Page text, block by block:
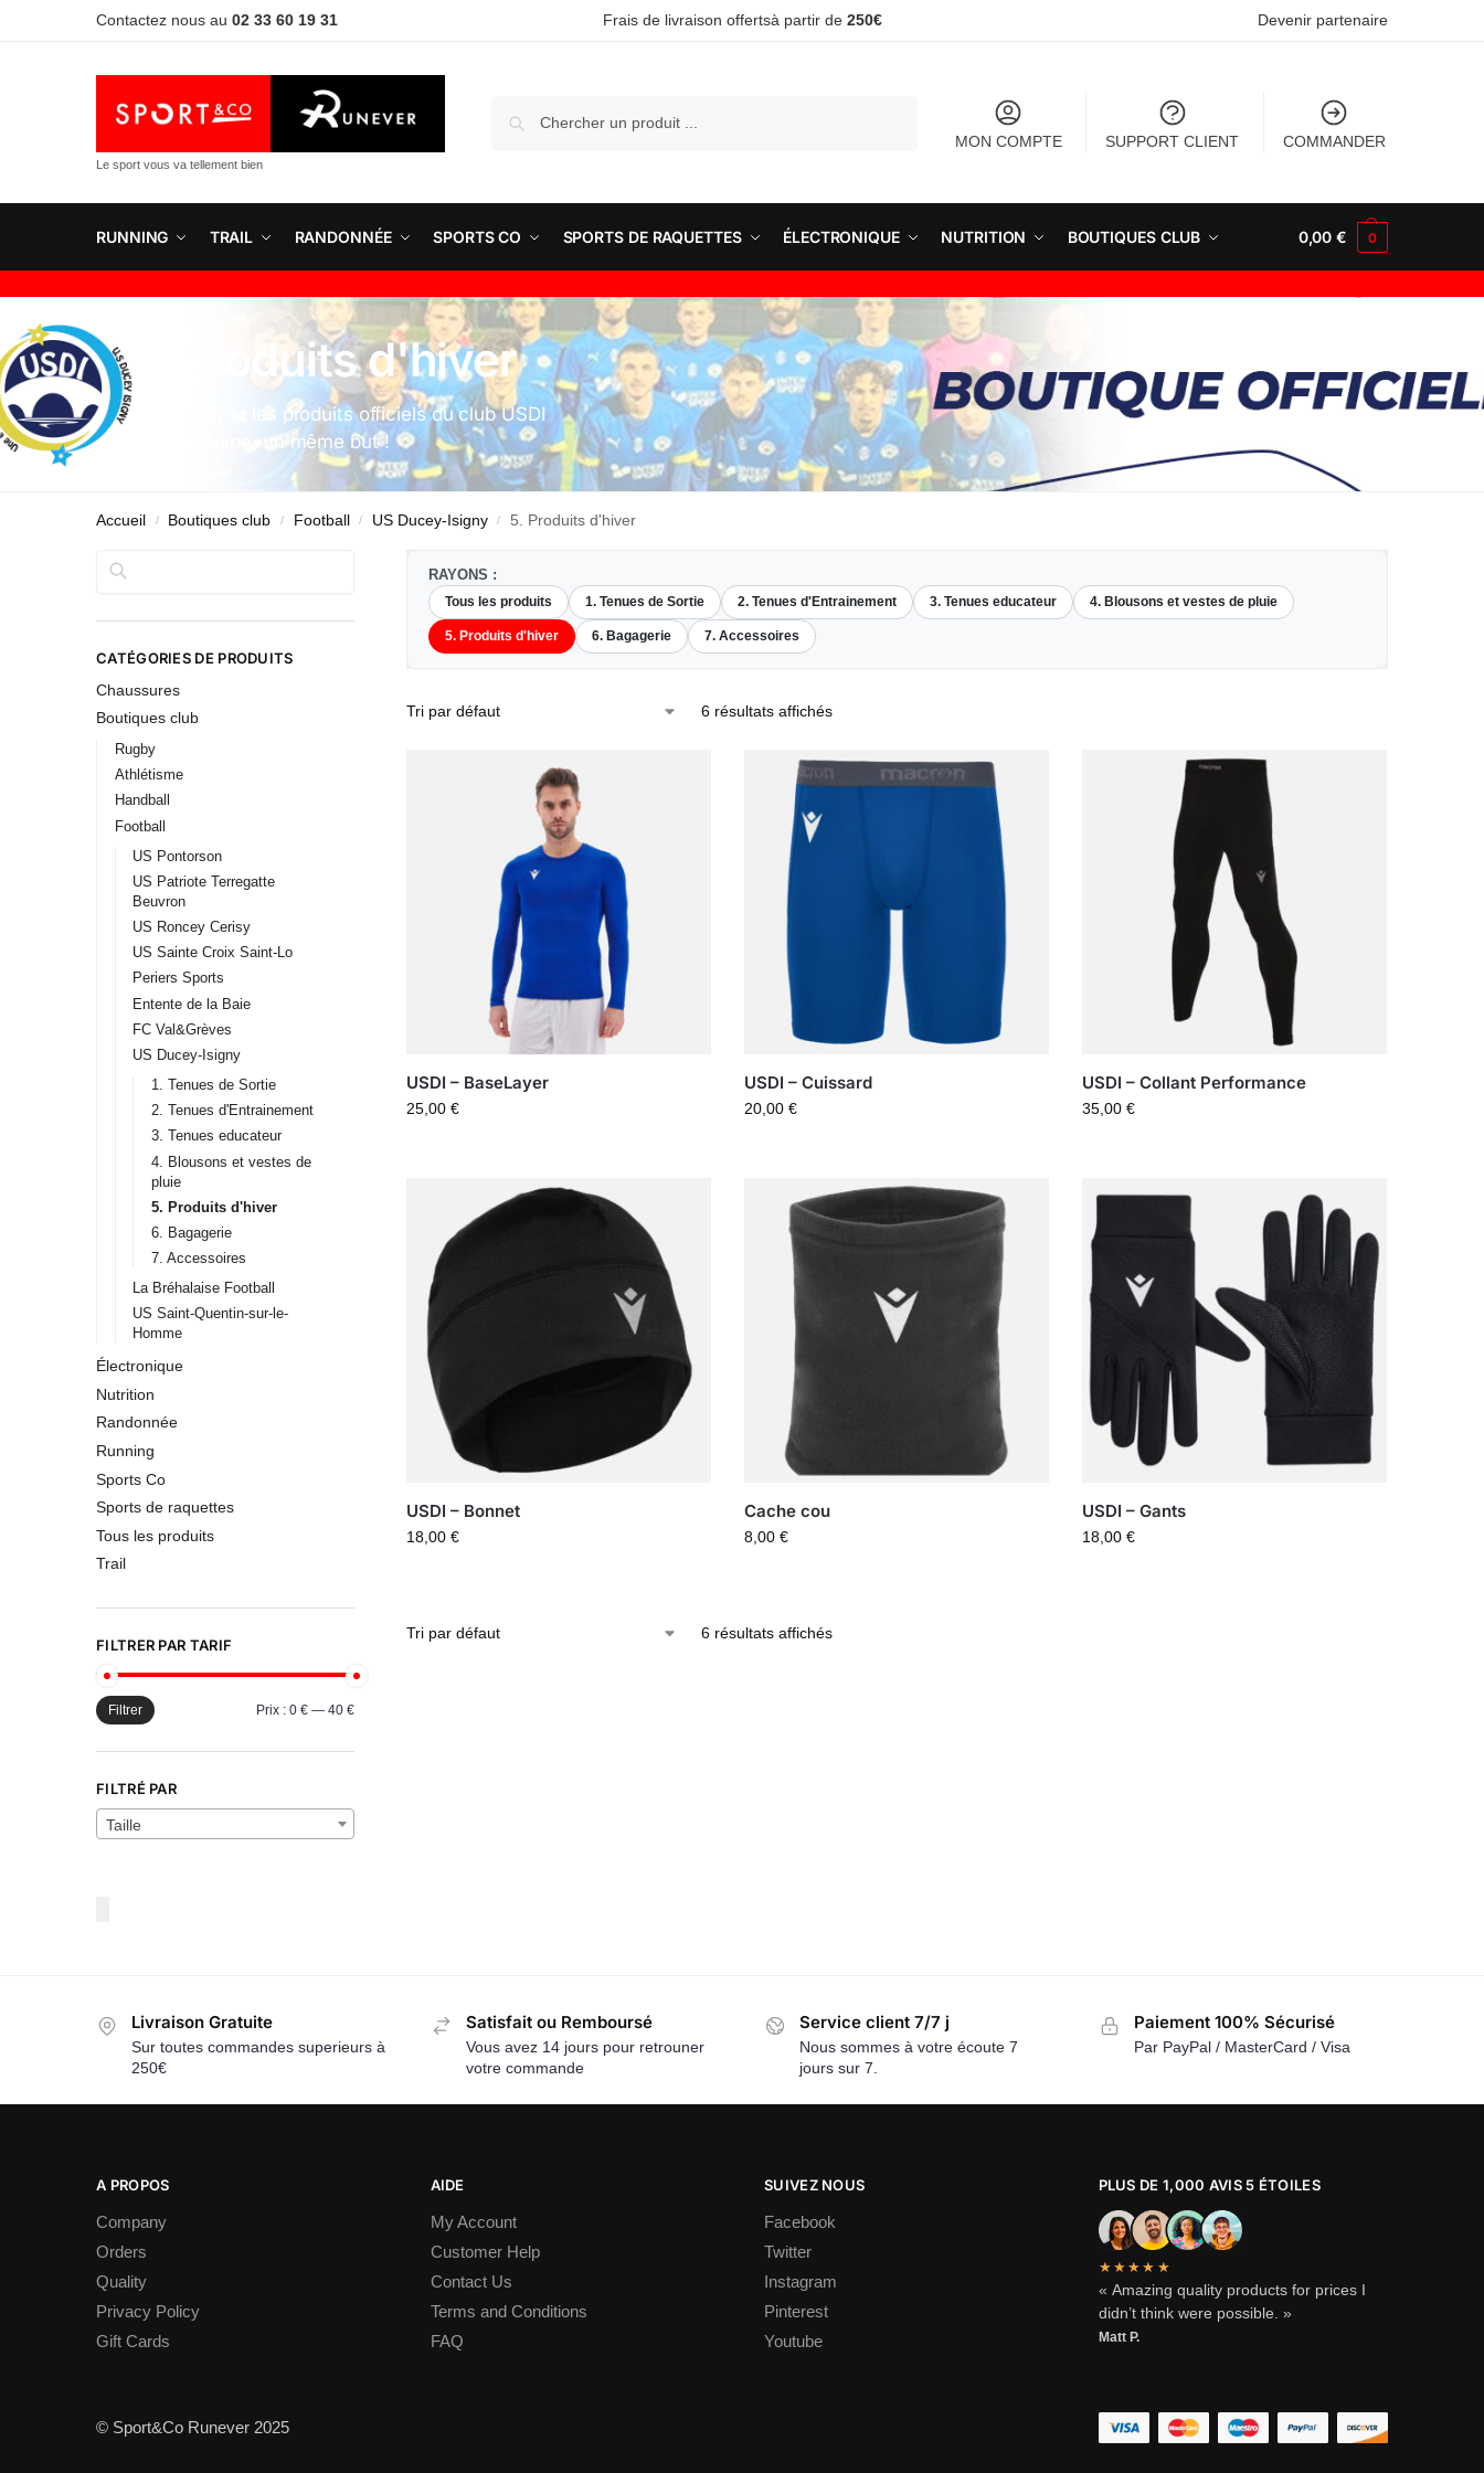
Contactez nous au 02 33 60 19 31 Frais de livraison offertsà partir de 250€ Devenir partenaire
Le sport vous va tellement bien
MON COMPTE
SUPPORT CLIENT COMMANDER
RUNNING TRAIL RANDONNÉE SPORTS CO SPORTS DE RAQUETTES ÉLECTRONIQUE NUTRITION BOUTIQUES CLUB 0,00€ 0
5. Produits d'hiver
Découvrez les produits officiels du club USDI
Une équipe, un même but !
Accueil / Boutiques club / Football / US Ducey-Isigny / 5. Produits d'hiver
RAYONS :
Tous les produits
1. Tenues de Sortie 2. Tenues d'Entrainement 3. Tenues educateur 4. Blousons et vestes de pluie
5. Produits d'hiver 6. Bagagerie 7. Accessoires
6 résultats affichés
USDI – BaseLayer
25,00 €
USDI – Cuissard
20,00 €
USDI – Collant Performance
35,00€
USDI – Bonnet
18,00 €
Cache cou
8,00 €
USDI – Gants
18,00€
6 résultats affichés
CATÉGORIES DE PRODUITS
Chaussures
Boutiques club
Rugby
Athlétisme
Handball
Football
US Pontorson
US Patriote Terregatte
Beuvron
US Roncey Cerisy
US Sainte Croix Saint-Lo
Periers Sports
Entente de la Baie
FC Val&Grèves
US Ducey-Isigny
1. Tenues de Sortie
2. Tenues d'Entrainement
3. Tenues educateur
4. Blousons et vestes de
pluie
5. Produits d'hiver
6. Bagagerie
7. Accessoires
La Bréhalaise Football
US Saint-Quentin-sur-le-
Homme
Électronique
Nutrition
Randonnée
Running
Sports Co
Sports de raquettes
Tous les produits
Trail
FILTRER PAR TARIF
Filtrer Prix : 0 € — 40 €
FILTRÉ PAR
Taille
Livraison Gratuite
Sur toutes commandes superieurs à
250€
Satisfait ou Remboursé
Vous avez 14 jours pour retrouner
votre commande
Service client 7/7 j
Nous sommes à votre écoute 7
jours sur 7.
Paiement 100% Sécurisé
Par PayPal / MasterCard / Visa
A PROPOS
Company
Orders
Quality
Privacy Policy
Gift Cards
AIDE
My Account
Customer Help
Contact Us
Terms and Conditions
FAQ
SUIVEZ NOUS
Facebook
Twitter
Instagram
Pinterest
Youtube
PLUS DE 1,000 AVIS 5 ÉTOILES
★★★★★
« Amazing quality products for prices I
didn’t think were possible. »
Matt P.
© Sport&Co Runever 2025